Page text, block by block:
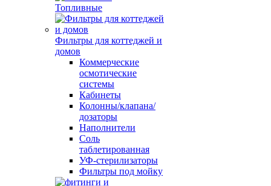
Топливные
Фильтры для коттеджей и
домов
Коммерческие
осмотические
системы
Кабинеты
Колонны/клапана/
дозаторы
Наполнители
Соль
таблетированная
УФ-стерилизаторы
Фильтры под мойку